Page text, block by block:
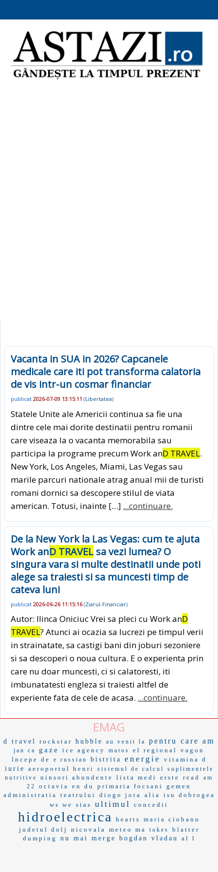
Vacanta in SUA in 2026? Capcanele
medicale care iti pot transforma calatoria
de vis intr-un cosmar financiar
publicat 2026-07-09 13:15:11 (Libertatea)
Statele Unite ale Americii continua sa fie una
dintre cele mai dorite destinatii pentru romanii
care viseaza la o vacanta memorabila sau
participa la programe precum Work anD TRAVEL.
New York, Los Angeles, Miami, Las Vegas sau
marile parcuri nationale atrag anual mii de turisti
romani dornici sa descopere stilul de viata
american. Totusi, inainte […] ...continuare.
De la New York la Las Vegas: cum te ajuta
Work anD TRAVEL sa vezi lumea? O
singura vara si multe destinatii unde poti
alege sa traiesti si sa muncesti timp de
cateva luni
publicat 2026-06-26 11:15:16(Ziarul-Financiar)
Autor: Ilinca Oniciuc Vrei sa pleci cu Work anD
TRAVEL? Atunci ai ocazia sa lucrezi pe timpul verii
in strainatate, sa castigi bani din joburi sezoniere
si sa descoperi o noua cultura. E o experienta prin
care nu doar muncesti, ci si calatoresti, iti
imbunatatesti engleza si traiesti altfel de
experiente fata de cele de acasa. ...continuare.
EMAG
d travel rockstar hubble au venit la pentru care am
jan ca gaze ice agency matos el regional
vagon
începe de
e russian bistrita energie
vitamina d
iurie
aeroportul henri sistemul de calcul
suplimentele
nutritive
ninsori abundente lista medi erste read
am
22
octavia en du primaria focsani
gemen
administratia
teatrului diogo jota alia
isu dobrogea
ws we
sias ultimul concedii
hidroelectrica hearts
maria ciobanu
judetul dolj
nicovala meteo ma tokes
blatter
dumping
nu mai merge bogdan vladau al l